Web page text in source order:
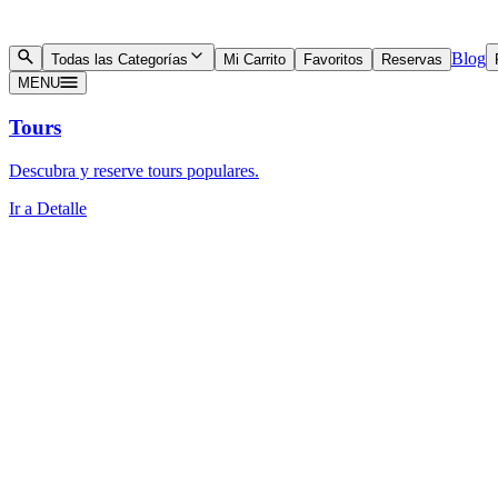
Todas las Categorías Mi Carrito Favoritos Reservas Blog
MENU
Tours
Descubra y reserve tours populares.
Ir a Detalle